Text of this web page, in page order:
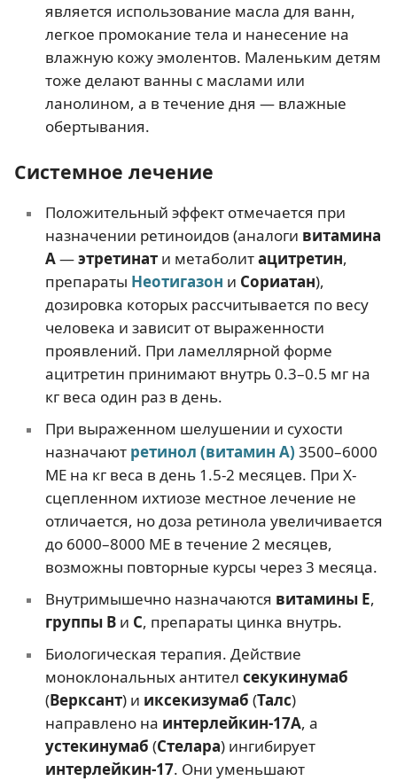
является использование масла для ванн,
легкое промокание тела и нанесение на
влажную кожу эмолентов. Маленьким детям
тоже делают ванны с маслами или
ланолином, а в течение дня — влажные
обертывания.
Системное лечение
Положительный эффект отмечается при
назначении ретиноидов (аналоги витамина
А—этретинати метаболитацитретин,
препараты Неотигазон и Сориатан),
дозировка которых рассчитывается по весу
человека и зависит от выраженности
проявлений. При ламеллярной форме
ацитретин принимают внутрь 0.3–0.5 мг на
кг веса один раз в день.
При выраженном шелушении и сухости
назначают ретинол (витамин А) 3500–6000
МЕ на кг веса в день 1.5-2 месяцев. При Х-
сцепленном ихтиозе местное лечение не
отличается, но доза ретинола увеличивается
до 6000–8000 МЕ в течение 2 месяцев,
возможны повторные курсы через 3 месяца.
Внутримышечно назначаются витамины Е,
группы Ви С, препараты цинка внутрь.
Биологическая терапия. Действие
моноклональных антител секукинумаб
(Верксант) и иксекизумаб (Талс)
направлено на интерлейкин-17A, а
устекинумаб (Стелара) ингибирует
интерлейкин-17. Они уменьшают